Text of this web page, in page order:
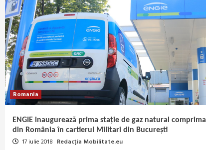
Romania
ENGIE inaugurează prima stație de gaz natural
din România în cartierul Militari din București
17 iulie 2018 Redacția Mobilitate.eu